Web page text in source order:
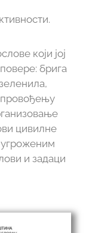
који јој
брига
цивилне
угроженим
и задаци